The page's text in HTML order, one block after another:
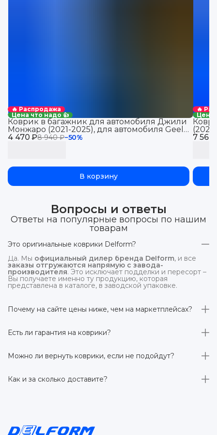
🔥 Распродажа
Цена что надо 👍
4 470 ₽8 940 ₽−50%
Коврик в багажник для автомобиля Джили
Монжаро (2021-2025), для автомобиля Geely
Monjaro, EVA 3D
В корзину
🔥
Цена
7 560
Вопросы и ответы
Ответы на популярные вопросы по нашим
товарам
Это оригинальные коврики Delform?
Да. Мы официальный дилер бренда Delform, и все
заказы отгружаются напрямую с завода-
производителя. Это исключает подделки и пересорт –
Вы получаете именно ту продукцию, которая
представлена в каталоге, в заводской упаковке.
Почему на сайте цены ниже, чем на маркетплейсах?
отгрузка идётнапрямую со склада производителя
без посредников.
Есть ли гарантия на коврики?
производителя 3 года. Если в течение этого срока
обнаружится производственный дефект – заменим
Можно ли вернуть коврики, если не подойдут?
заказанного дистанционно,без объяснения причин –
при условии сохранения товарного вида. Если коврик не
Как и за сколько доставите?